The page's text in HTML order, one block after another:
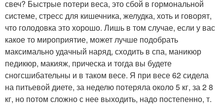
свеч? Быстрые потери веса, это сбой в гормональной
системе, стресс для кишечника, желудка, хоть и говорят,
что голодовка это хорошо. Лишь в том случае, если у вас
какое то мироприятие, может лучше подобрать
максимально удачный наряд, сходить в спа, маникюр
педикюр, макияж, прическа и тогда вы будете
сногсшибательны и в таком весе. Я при весе 62 сидела
на питьевой диете, за неделю потеряла около 5 кг, за 2 8
кг, но потом сложно с нее выходить, надо постепенно, т.